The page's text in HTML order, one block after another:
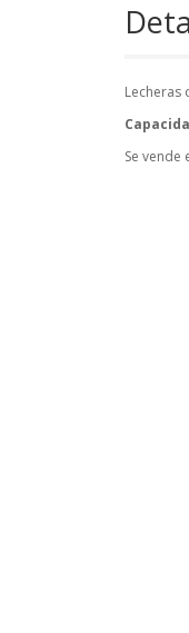
Lecheras
Se vende